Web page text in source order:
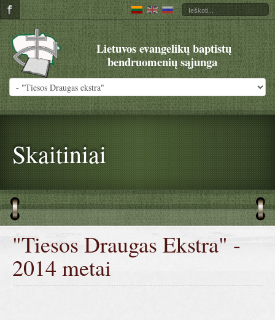
Lietuvos evangelikų baptistų
bendruomenių sąjunga
Skaitiniai
"Tiesos Draugas Ekstra" -
2014 metai